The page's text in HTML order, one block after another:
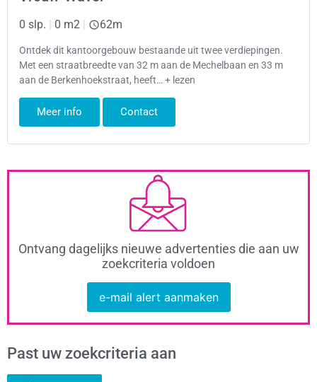
0 slp. | 0 m2 | 62m
Ontdek dit kantoorgebouw bestaande uit twee verdiepingen.
Met een straatbreedte van 32 m aan de Mechelbaan en 33 m
aan de Berkenhoekstraat, heeft… + lezen
Meer info Contact
Ontvang dagelijks nieuwe advertenties die aan uw
zoekcriteria voldoen
e-mail alert aanmaken
Past uw zoekcriteria aan